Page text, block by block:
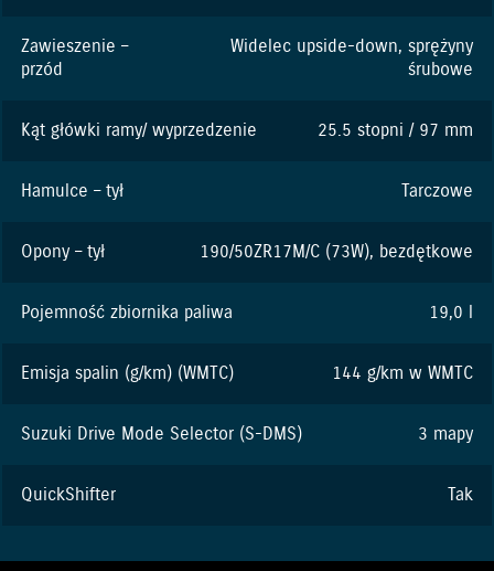
Zawieszenie –
przód
Widelec upside-down, sprężyny
śrubowe
Kąt główki ramy/ wyprzedzenie 25.5 stopni / 97 mm
Hamulce – tył Tarczowe
Opony – tył 190/50ZR17M/C (73W), bezdętkowe
Pojemność zbiornika paliwa 19,0 l
Emisja spalin (g/km) (WMTC) 144 g/km w WMTC
Suzuki Drive Mode Selector (S-DMS) 3 mapy
QuickShifter Tak